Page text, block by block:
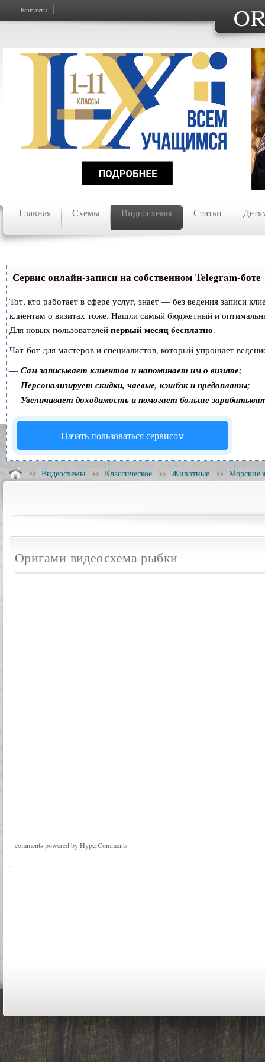
Контакты
Главная Схемы Видеосхемы Статьи
Сервис онлайн-записи на собственном Telegram-боте
Тот, кто работает в сфере услуг, знает — без ведения записи
клиентам о визитах тоже. Нашли самый бюджетный и
Для новых пользователей первый месяц бесплатно.
Чат-бот для мастеров и специалистов, который упрощает
— Сам записывает клиентов и напоминает им о визите;
— Персонализирует скидки, чаевые, кэшбэк и предоплаты;
— Увеличивает доходимость и помогает больше
Начать пользоваться сервисом
Видеосхемы Классическое Животные Морские
Оригами видеосхема рыбки
comments powered by HyperComments